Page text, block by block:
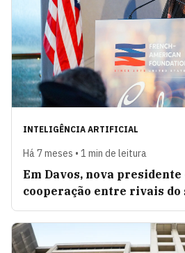
INTELIGÊNCIA ARTIFICIAL
Há 7 meses • 1 min de leitura
Em Davos, nova presidente
cooperação entre rivais do